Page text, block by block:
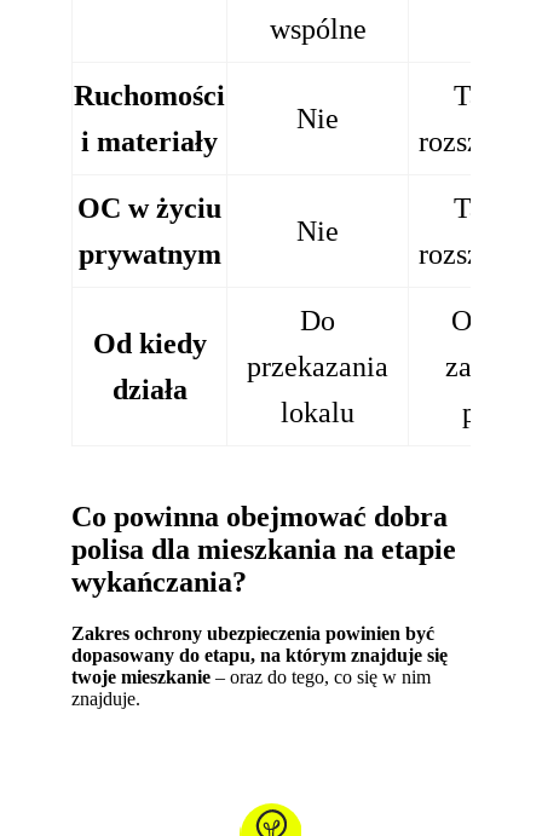
wspólne
Ruchomości
i materiały
Nie
Tak (po
OC w życiu
prywatnym
Nie
Tak (po
Od kiedy
działa
Do
przekazania
lokalu
Od
polisy
Co powinna obejmować dobra
polisa dla mieszkania na etapie
wykańczania?
Zakres ochrony ubezpieczenia powinien być
dopasowany do etapu, na którym znajduje się
twoje mieszkanie – oraz do tego, co się w nim
znajduje.